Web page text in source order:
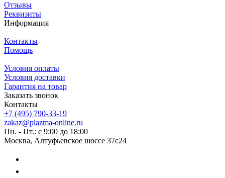
Отзывы
Реквизиты
Информация
Контакты
Помощь
Условия оплаты
Условия доставки
Гарантия на товар
Заказать звонок
Контакты
+7 (495) 790-33-19
zakaz@plazma-online.ru
Пн. - Пт.: с 9:00 до 18:00
Москва, Алтуфьевское шоссе 37с24